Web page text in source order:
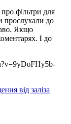
фільтри для
прослухали до
Якщо
І до
від заліза